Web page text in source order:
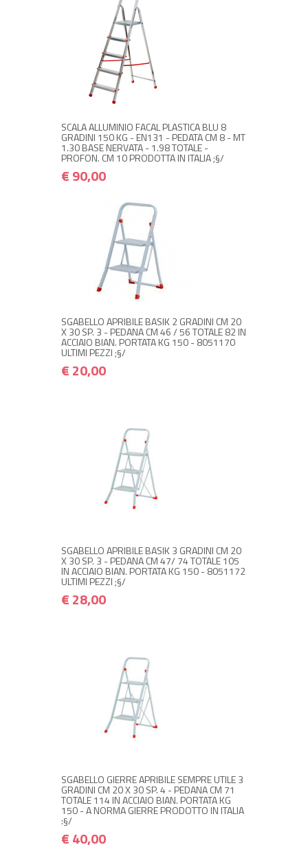
SCALA ALLUMINIO FACAL PLASTICA BLU 8
GRADINI 150 KG - EN131 - PEDATA CM 8 - MT
1.30 BASE NERVATA - 1.98 TOTALE -
PROFON. CM 10 PRODOTTA IN ITALIA ;§/
€ 90,00
NON DISPONIBILE A MAGAZZINO
Avvisami quando disponibile
SGABELLO APRIBILE BASIK 2 GRADINI CM 20
X 30 SP. 3 - PEDANA CM 46 / 56 TOTALE 82 IN
ACCIAIO BIAN. PORTATA KG 150 - 8051170
ULTIMI PEZZI ;§/
€ 20,00
NON DISPONIBILE A MAGAZZINO
Avvisami quando disponibile
SGABELLO APRIBILE BASIK 3 GRADINI CM 20
X 30 SP. 3 - PEDANA CM 47/ 74 TOTALE 105
IN ACCIAIO BIAN. PORTATA KG 150 - 8051172
ULTIMI PEZZI ;§/
€ 28,00
NON DISPONIBILE A MAGAZZINO
Avvisami quando disponibile
SGABELLO GIERRE APRIBILE SEMPRE UTILE 3
GRADINI CM 20 X 30 SP. 4 - PEDANA CM 71
TOTALE 114 IN ACCIAIO BIAN. PORTATA KG
150 - A NORMA GIERRE PRODOTTO IN ITALIA
:§/
€ 40,00
NON DISPONIBILE A MAGAZZINO
Avvisami quando disponibile